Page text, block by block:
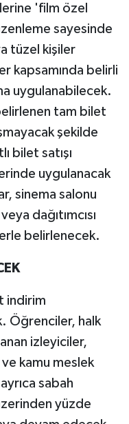
'film özel
sayesinde
tüzel kişiler
kapsamında belirli
uygulanabilecek.
tam bilet
şekilde
bilet satışı
uygulanacak
sinema salonu
dağıtımcısı
belirlenecek.
indirim
Öğrenciler, halk
izleyiciler,
kamu meslek
sabah
yüzde